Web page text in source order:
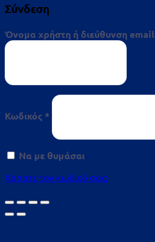
Σύνδεση
Όνομα χρήστη ή διεύθυνση email
Κωδικός *
Απαιτείται
Να με θυμάσαι
Χάσατε τον κωδικό σας;